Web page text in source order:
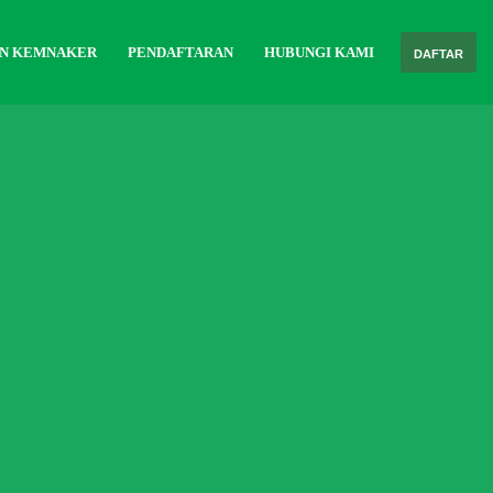
KEMNAKER PENDAFTARAN HUBUNGI KAMI DAFTAR